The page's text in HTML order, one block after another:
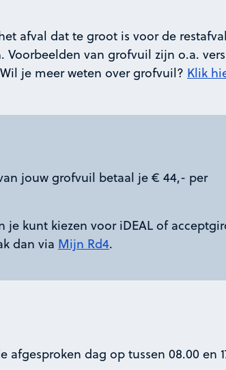
afval dat te groot is voor de
Voorbeelden van grofvuil zijn o.a.
je meer weten over grofvuil? Klik
jouw grofvuil betaal je € 44,- per
je kunt kiezen voor iDEAL of
dan via Mijn Rd4.
dag op tussen 08.00 en